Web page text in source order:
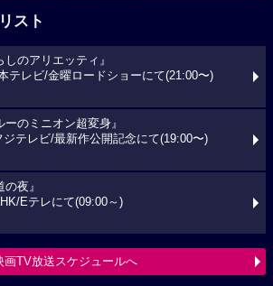
スト
しのアリエッティ』
テレビ/金曜ロードショーにて(21:00〜)
ーのミニオン超変身』
ジテレビ/最新作公開記念にて(19:00〜)
の夜』
Eテレにて(09:00～)
画TV放送スケジュールへ